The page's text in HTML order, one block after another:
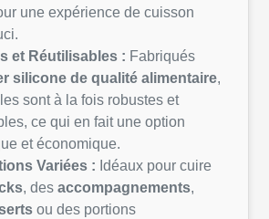
une expérience de cuisson
et Réutilisables : Fabriqués
silicone de qualité alimentaire,
sont à la fois robustes et
ce qui en fait une option
et économique.
Variées : Idéaux pour cuire
, des accompagnements,
ou des portions